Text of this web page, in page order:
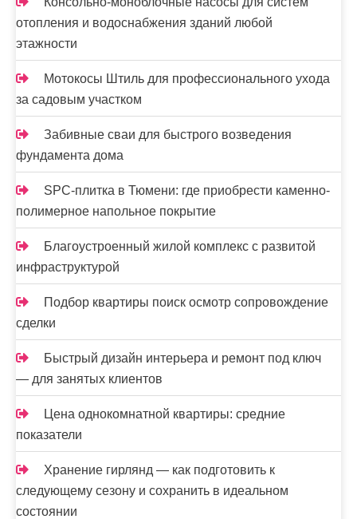
з
а
п
и
с
е
й
отопления и водоснабжения зданий любой
этажности
Мотокосы Штиль для профессионального ухода
за садовым участком
Забивные сваи для быстрого возведения
фундамента дома
SPC-плитка в Тюмени: где приобрести каменно-
полимерное напольное покрытие
Благоустроенный жилой комплекс с развитой
инфраструктурой
Подбор квартиры поиск осмотр сопровождение
сделки
Быстрый дизайн интерьера и ремонт под ключ
— для занятых клиентов
Цена однокомнатной квартиры: средние
показатели
Хранение гирлянд — как подготовить к
следующему сезону и сохранить в идеальном
состоянии